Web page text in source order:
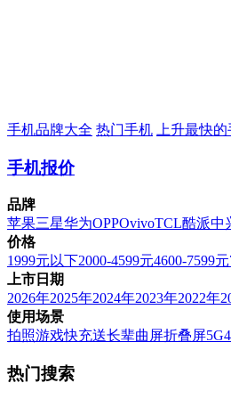
手机品牌大全 热门手机 上升最快
手机报价
品牌
苹果三星华为OPPOvivoTCL酷派中
价格
1999元以下2000-4599元4600-7599元
上市日期
2026年2025年2024年2023年2022年
使用场景
拍照游戏快充送长辈曲屏折叠屏5G
热门搜索